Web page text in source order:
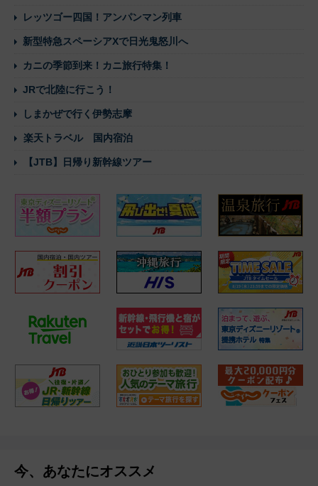
レッツゴー四国！アンパンマン列車
新型特急スペーシアXで日光鬼怒川へ
カニの季節到来！カニ旅行特集！
JRで北陸に行こう！
しまかぜで行く伊勢志摩
楽天トラベル 国内宿泊
【JTB】日帰り新幹線ツアー
今、あなたにオススメ